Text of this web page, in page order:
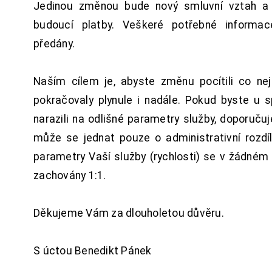
Jedinou změnou bude nový smluvní vztah
budoucí platby. Veškeré potřebné
předány.
Naším cílem je, abyste změnu pocítili co
pokračovaly plynule i nadále. Pokud byste u
narazili na odlišné parametry služby,
může se jednat pouze o administrativní
parametry Vaší služby (rychlosti) se v
zachovány 1:1.
Děkujeme Vám za dlouholetou důvěru.
S úctou Benedikt Pánek